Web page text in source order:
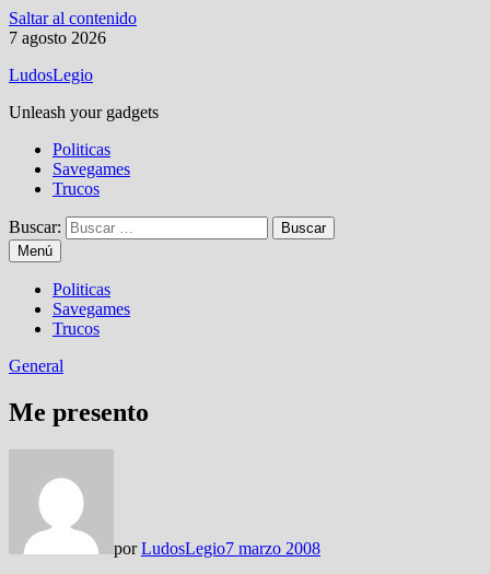
Saltar al contenido
7 agosto 2026
LudosLegio
Unleash your gadgets
Politicas
Savegames
Trucos
Buscar:
Menú
Politicas
Savegames
Trucos
General
Me presento
porLudosLegio7 marzo 2008